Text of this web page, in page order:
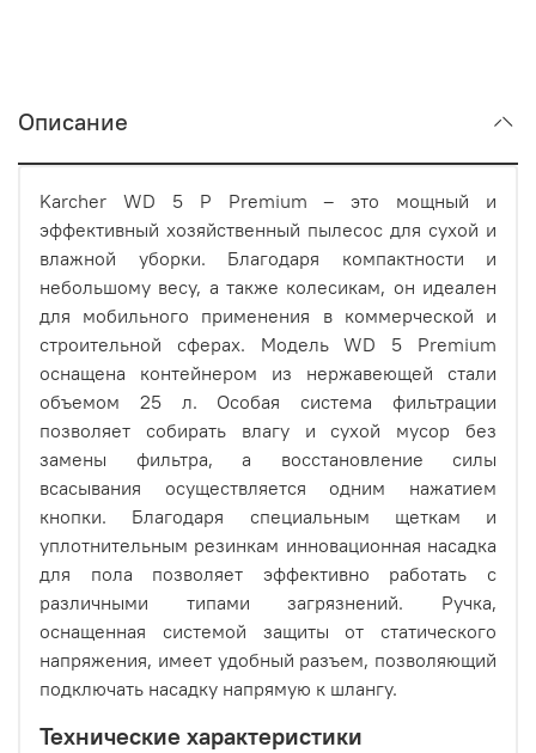
Описание
Karcher WD 5 P Premium – это мощный и
эффективный хозяйственный пылесос для сухой и
влажной уборки.
Благодаря компактности и
небольшому весу, а также колесикам, он идеален
для мобильного применения в коммерческой и
строительной сферах. Модель WD 5 Premium
оснащена контейнером из нержавеющей стали
объемом 25 л. Особая система фильтрации
позволяет собирать влагу и сухой мусор без
замены фильтра, а восстановление силы
всасывания осуществляется одним нажатием
кнопки. Благодаря специальным щеткам и
уплотнительным резинкам инновационная насадка
для пола позволяет эффективно работать с
различными типами загрязнений. Ручка,
оснащенная системой защиты от статического
напряжения, имеет удобный разъем, позволяющий
подключать насадку напрямую к шлангу.
Технические характеристики